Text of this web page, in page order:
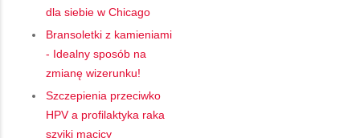
dla siebie w Chicago
Bransoletki z kamieniami
- Idealny sposób na
zmianę wizerunku!
Szczepienia przeciwko
HPV a profilaktyka raka
szyjki macicy